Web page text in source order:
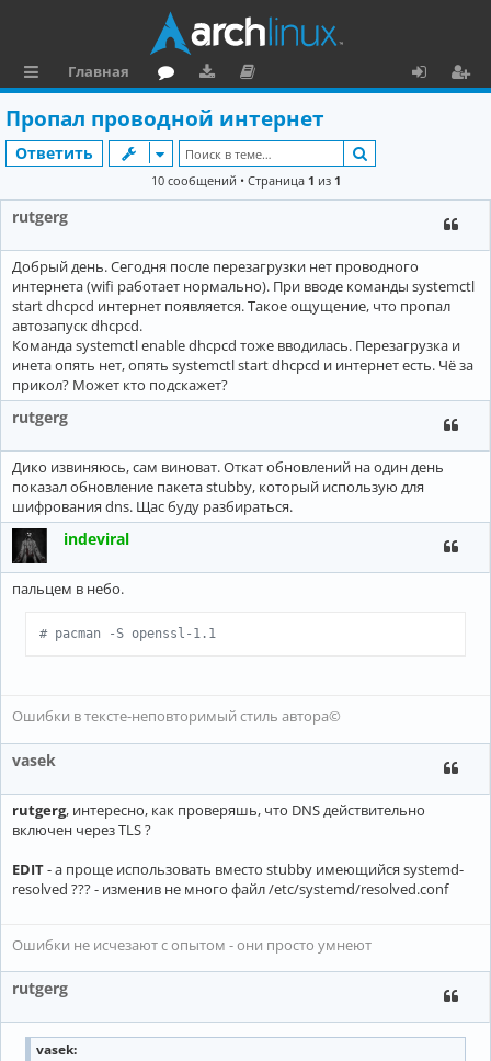
ы
л
к
Главная
ру
м
ру
зк
и
ку
м
е
та
ц
я
р
Пропал проводной интернет
Ответить
10 сообщений • Страница 1 из 1
rutgerg
Добрый день. Сегодня после перезагрузки нет проводного
интернета (wifi работает нормально). При вводе команды systemctl
start dhcpcd интернет появляется. Такое ощущение, что пропал
автозапуск dhcpcd.
Команда systemctl enable dhcpcd тоже вводилась. Перезагрузка и
инета опять нет, опять systemctl start dhcpcd и интернет есть. Чё за
прикол? Может кто подскажет?
rutgerg
Дико извиняюсь, сам виноват. Откат обновлений на один день
показал обновление пакета stubby, который использую для
шифрования dns. Щас буду разбираться.
indeviral
пальцем в небо.
# pacman -S openssl-1.1
Ошибки в тексте-неповторимый стиль автора©
vasek
rutgerg, интересно, как проверяшь, что DNS действительно
включен через TLS ?
EDIT- а проще использовать вместо stubby имеющийся systemd-
resolved ??? - изменив не много файл /etc/systemd/resolved.conf
Ошибки не исчезают с опытом - они просто умнеют
rutgerg
vasek: